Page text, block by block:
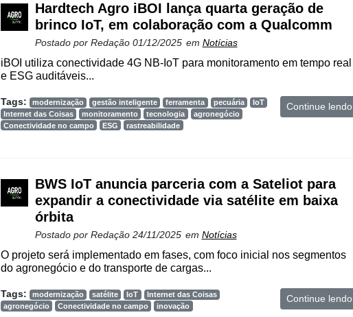
Hardtech Agro iBOI lança quarta geração de
brinco IoT, em colaboração com a Qualcomm
Postado por Redação 01/12/2025 em Notícias
iBOI utiliza conectividade 4G NB-IoT para monitoramento em tempo real
e ESG auditáveis...
Tags: modernização gestão inteligente ferramenta pecuária
IoT
Internet das Coisas
monitoramento tecnologia
agronegócio
Conectividade no campo
ESG rastreabilidade
Continue lendo
BWS IoT anuncia parceria com a Sateliot para
expandir a conectividade via satélite em baixa
órbita
Postado por Redação 24/11/2025 em Notícias
O projeto será implementado em fases, com foco inicial nos segmentos
do agronegócio e do transporte de cargas...
Tags: modernização satélite IoT
Internet das Coisas
agronegócio
Conectividade no campo inovação
Continue lendo